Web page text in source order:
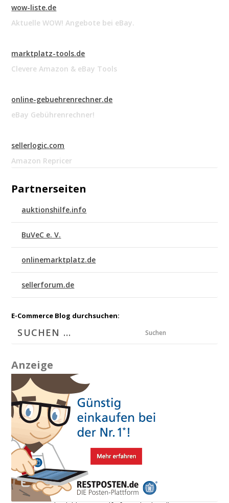
wow-liste.de
Aktuelle WOW! Angebote bei eBay.
marktplatz-tools.de
Clevere Amazon & eBay Tools
online-gebuehrenrechner.de
eBay Gebührenrechner!
sellerlogic.com
Amazon Repricer
Partnerseiten
auktionshilfe.info
BuVeC e. V.
onlinemarktplatz.de
sellerforum.de
E-Commerce Blog durchsuchen:
Suchen
Anzeige